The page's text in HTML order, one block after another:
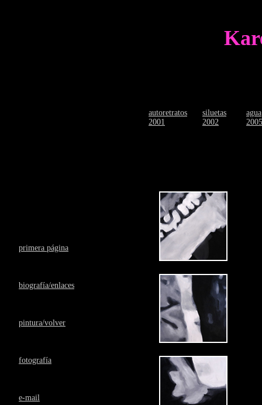
autoretratos
2001
siluetas
2002
agua
2005
primera página
biografía/enlaces
pintura/volver
fotografía
e-mail